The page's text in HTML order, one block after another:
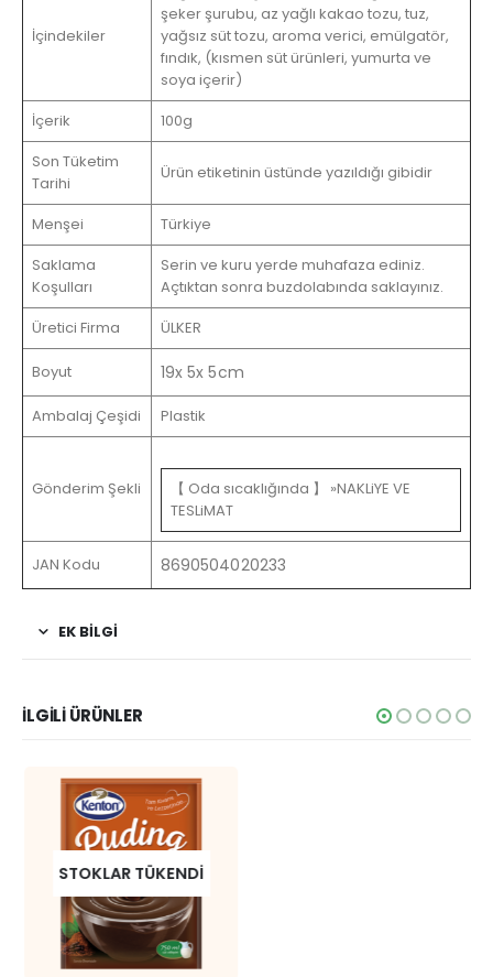
İçindekiler
şeker şurubu, az yağlı kakao tozu, tuz,
yağsız süt tozu, aroma verici, emülgatör,
fındık, (kısmen süt ürünleri, yumurta ve
soya içerir)
İçerik
100g
Son Tüketim
Tarihi
Ürün etiketinin üstünde yazıldığı gibidir
Menşei
Türkiye
Saklama
Koşulları
Serin ve kuru yerde muhafaza ediniz.
Açtıktan sonra buzdolabında saklayınız.
Üretici Firma
ÜLKER
Boyut 19x 5x 5cm
Ambalaj Çeşidi Plastik
Gönderim Şekli
【 Oda sıcaklığında 】 »NAKLiYE VE
TESLiMAT
JAN Kodu 8690504020233
EK BİLGİ
İLGİLİ ÜRÜNLER
STOKLAR TÜKENDI